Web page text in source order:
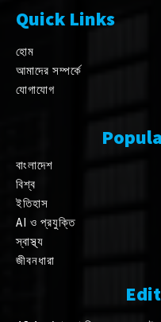
Quick Links
হোম
আমাদের সম্পর্কে
যোগাযোগ
বাংলাদেশ
বিশ্ব
ইতিহাস
AI ও প্রযুক্তি
স্বাস্থ্য
জীবনধারা